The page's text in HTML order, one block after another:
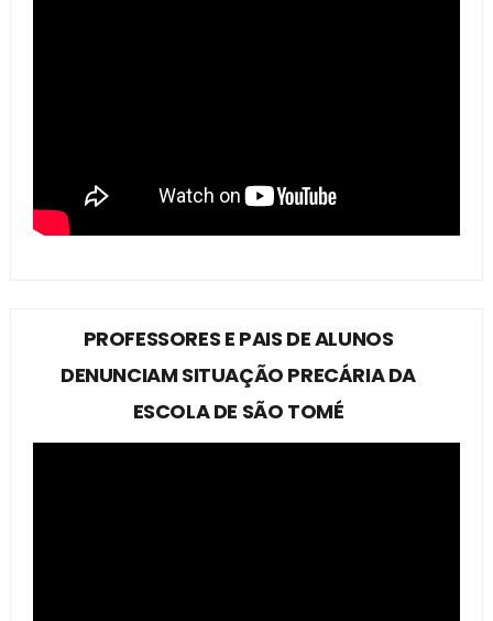
PROFESSORES E PAIS DE ALUNOS
DENUNCIAM SITUAÇÃO PRECÁRIA DA
ESCOLA DE SÃO TOMÉ